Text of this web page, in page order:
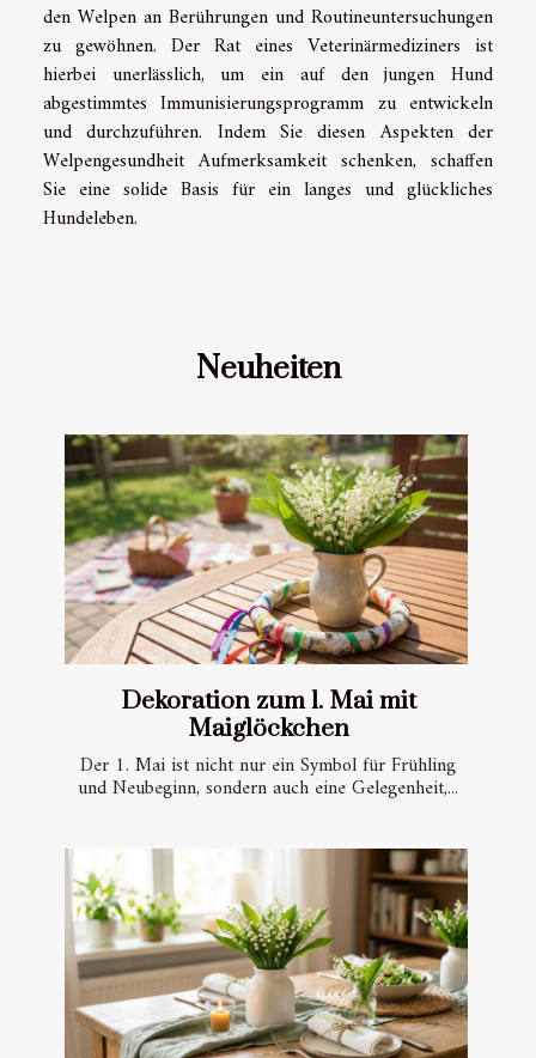
den Welpen an Berührungen und Routineuntersuchungen
zu gewöhnen. Der Rat eines Veterinärmediziners ist
hierbei unerlässlich, um ein auf den jungen Hund
abgestimmtes Immunisierungsprogramm zu entwickeln
und durchzuführen. Indem Sie diesen Aspekten der
Welpengesundheit Aufmerksamkeit schenken, schaffen
Sie eine solide Basis für ein langes und glückliches
Hundeleben.
Neuheiten
Dekoration zum 1. Mai mit
Maiglöckchen
Der 1. Mai ist nicht nur ein Symbol für Frühling
und Neubeginn, sondern auch eine Gelegenheit,...